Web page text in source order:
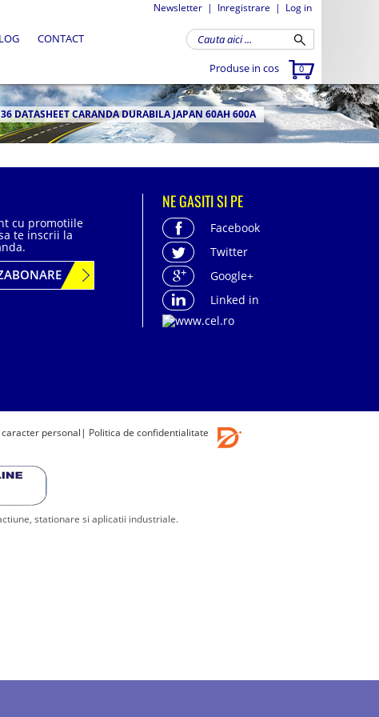
Newsletter | Inregistrare | Log in
Produse in cos 0
CONTACT
36 DATASHEET CARANDA DURABILA JAPAN 60AH 600A
cu promotiile
te inscrii la
NE GASITI SI PE
Facebook
Twitter
Google+
Linked in
personal | Politica de confidentialitate
stationare si aplicatii industriale.